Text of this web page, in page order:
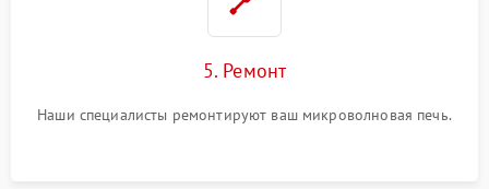
5. Ремонт
Наши специалисты ремонтируют ваш микроволновая печь.